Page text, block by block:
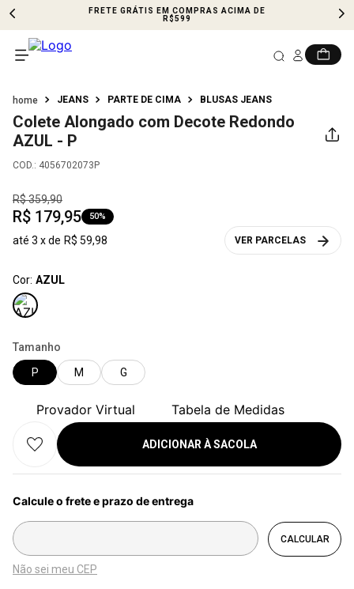
FRETE GRÁTIS EM COMPRAS ACIMA DE
R$599
JEANS PARTE DE CIMA BLUSAS JEANS
Colete Alongado com Decote Redondo
AZUL - P
COD.: 4056702073P
R$359,90
R$ 179,95 50%
até 3 x de R$ 59,98 VER PARCELAS
Cor: AZUL
Tamanho
P
M G
Provador Virtual Tabela de Medidas
ADICIONAR À SACOLA
Não sei meu CEP